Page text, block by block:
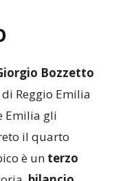
Bozzetto
Reggio Emilia
Emilia gli
il quarto
è un terzo